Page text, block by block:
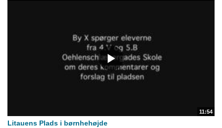
11:54
Litauens Plads i børnhehøjde